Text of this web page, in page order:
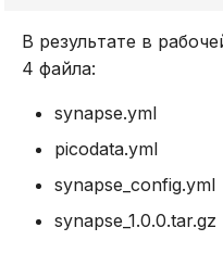
В результате в
4 файла:
synapse.yml
picodata.yml
synapse_config.yml
synapse_1.0.0.tar.gz